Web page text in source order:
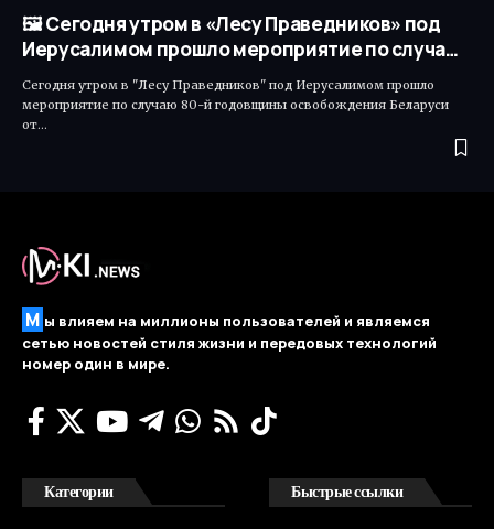
🖼 Сегодня утром в «Лесу Праведников» под
Иерусалимом прошло мероприятие по случа…
Сегодня утром в "Лесу Праведников" под Иерусалимом прошло
мероприятие по случаю 80-й годовщины освобождения Беларуси
от…
М ы влияем на миллионы пользователей и являемся
сетью новостей стиля жизни и передовых технологий
номер один в мире.
Категории Быстрые ссылки